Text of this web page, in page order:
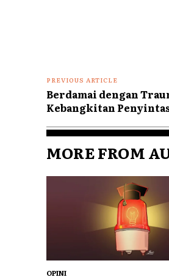
PREVIOUS ARTICLE
Berdamai dengan
Kebangkitan
MORE FROM
OPINI